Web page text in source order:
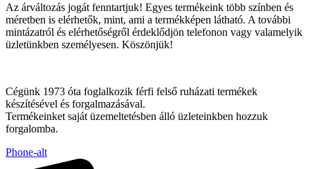
Az árváltozás jogát fenntartjuk! Egyes termékeink több színben és
méretben is elérhetők, mint, ami a termékképen látható. A további
mintázatról és elérhetőségről érdeklődjön telefonon vagy valamelyik
üzletünkben személyesen. Köszönjük!
Cégünk 1973 óta foglalkozik férfi felső ruházati termékek
készítésével és forgalmazásával.
Termékeinket saját üzemeltetésben álló üzleteinkben hozzuk
forgalomba.
Phone-alt